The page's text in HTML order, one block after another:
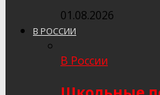
01.08.2026
В РОССИИ
В России